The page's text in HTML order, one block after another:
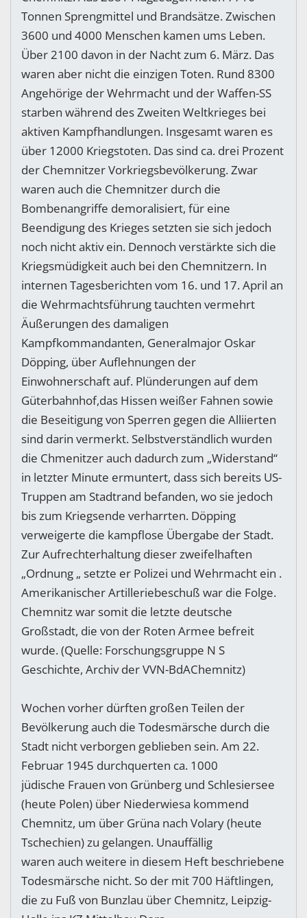
Tonnen Sprengmittel und Brandsätze. Zwischen
3600 und 4000 Menschen kamen ums Leben.
Über 2100 davon in der Nacht zum 6. März. Das
waren aber nicht die einzigen Toten. Rund 8300
Angehörige der Wehrmacht und der Waffen-SS
starben während des Zweiten Weltkrieges bei
aktiven Kampfhandlungen. Insgesamt waren es
über 12000 Kriegstoten. Das sind ca. drei Prozent
der Chemnitzer Vorkriegsbevölkerung. Zwar
waren auch die Chemnitzer durch die
Bombenangriffe demoralisiert, für eine
Beendigung des Krieges setzten sie sich jedoch
noch nicht aktiv ein. Dennoch verstärkte sich die
Kriegsmüdigkeit auch bei den Chemnitzern. In
internen Tagesberichten vom 16. und 17. April an
die Wehrmachtsführung tauchten vermehrt
Äußerungen des damaligen
Kampfkommandanten, Generalmajor Oskar
Döpping, über Auflehnungen der
Einwohnerschaft auf. Plünderungen auf dem
Güterbahnhof,das Hissen weißer Fahnen sowie
die Beseitigung von Sperren gegen die Alliierten
sind darin vermerkt. Selbstverständlich wurden
die Chmenitzer auch dadurch zum „Widerstand“
in letzter Minute ermuntert, dass sich bereits US-
Truppen am Stadtrand befanden, wo sie jedoch
bis zum Kriegsende verharrten. Döpping
verweigerte die kampflose Übergabe der Stadt.
Zur Aufrechterhaltung dieser zweifelhaften
„Ordnung „ setzte er Polizei und Wehrmacht ein .
Amerikanischer Artilleriebeschuß war die Folge.
Chemnitz war somit die letzte deutsche
Großstadt, die von der Roten Armee befreit
wurde. (Quelle: Forschungsgruppe N S
Geschichte, Archiv der VVN-BdAChemnitz)
Wochen vorher dürften großen Teilen der
Bevölkerung auch die Todesmärsche durch die
Stadt nicht verborgen geblieben sein. Am 22.
Februar 1945 durchquerten ca. 1000
jüdische Frauen von Grünberg und Schlesiersee
(heute Polen) über Niederwiesa kommend
Chemnitz, um über Grüna nach Volary (heute
Tschechien) zu gelangen. Unauffällig
waren auch weitere in diesem Heft beschriebene
Todesmärsche nicht. So der mit 700 Häftlingen,
die zu Fuß von Bunzlau über Chemnitz, Leipzig-